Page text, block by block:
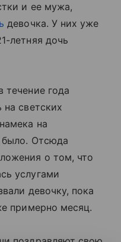
и ее мужа,
девочка. У них уже
летняя дочь
течение года
на светских
на
было. Отсюда
о том, что
услугами
девочку, пока
примерно месяц.